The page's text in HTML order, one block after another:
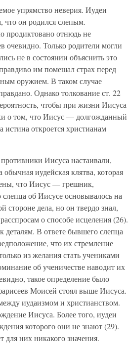
упрямство неверия. Иудеи
что он родился слепым.
продиктовано отнюдь не
очевидно. Только родители могли
не в состоянии объяснить это
им помешал страх перед
оружием. В таком случае
Однако толкование ст. 22
чтобы при жизни Иисуса
о том, что Иисус — долгожданный
истина откроется христианам
Иисуса настаивали,
иудейская клятва, которая
что Иисус — грешник,
об Иисусе основывалось на
стороне дела, но он твердо знал,
о способе исцеления (26).
В ответе бывшего слепца
что их стремление
из желания стать учениками
об ученичестве наводит их
такое определение было
Моисей стоял выше Иисуса.
иудаизмом и христианством.
Иисуса. Более того, иудеи
которого они не знают (29).
них никакого значения.